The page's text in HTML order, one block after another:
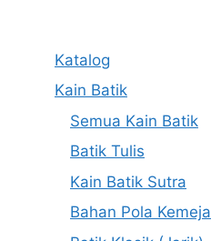
Katalog
Kain Batik
Semua Kain Batik
Batik Tulis
Kain Batik Sutra
Bahan Pola Kemeja